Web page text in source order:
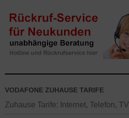
VODAFONE ZUHAUSE TARIFE
Zuhause Tarife: Internet, Telefon, TV